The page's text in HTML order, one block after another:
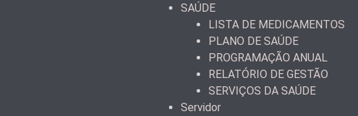
SAÚDE
LISTA DE MEDICAMENTOS
PLANO DE SAÚDE
PROGRAMAÇÃO ANUAL
RELATÓRIO DE GESTÃO
SERVIÇOS DA SAÚDE
Servidor